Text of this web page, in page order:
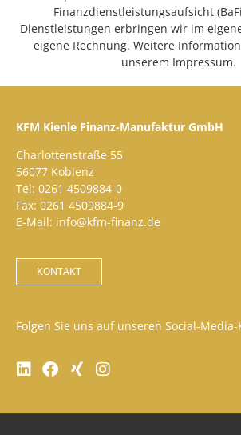
Finanzdienstleistungsaufsicht
Dienstleistungen erbringen wir im
eigene Rechnung. Weitere
unserem Impressum.
KFM Kienle Finanz-Manufaktur GmbH
Charlottenstraße 55
56077 Koblenz
Tel: 0261 4509884-0
Fax: 0261 4509884-9
E-Mail: info@kfm-finanz.de
KONTAKT
Folgen Sie uns auf unseren Social-Media-